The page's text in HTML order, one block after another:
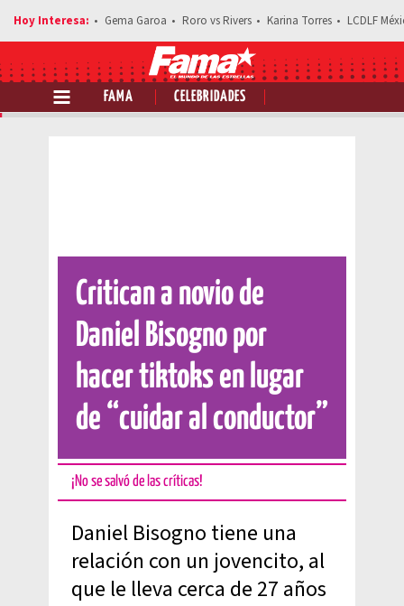
Gema Garoa Roro vs Rivers Karina Torres LCDLF
FAMA CELEBRIDADES
Comparte esta noticia
Critican a novio de
Daniel Bisogno por
hacer tiktoks en lugar
de “cuidar al conductor”
¡No se salvó de las críticas!
Daniel Bisogno tiene una
relación con un jovencito, al
que le lleva cerca de 27 años